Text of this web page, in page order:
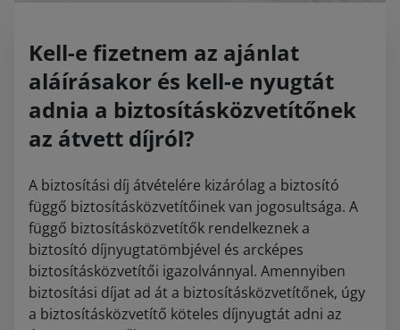
Kell-e fizetnem az ajánlat
aláírásakor és kell-e nyugtát
adnia a biztosításközvetítőnek
az átvett díjról?
A biztosítási díj átvételére kizárólag a biztosító
függő biztosításközvetítőinek van jogosultsága. A
függő biztosításközvetítők rendelkeznek a
biztosító díjnyugtatömbjével és arcképes
biztosításközvetítői igazolvánnyal. Amennyiben
biztosítási díjat ad át a biztosításközvetítőnek, úgy
a biztosításközvetítő köteles díjnyugtát adni az